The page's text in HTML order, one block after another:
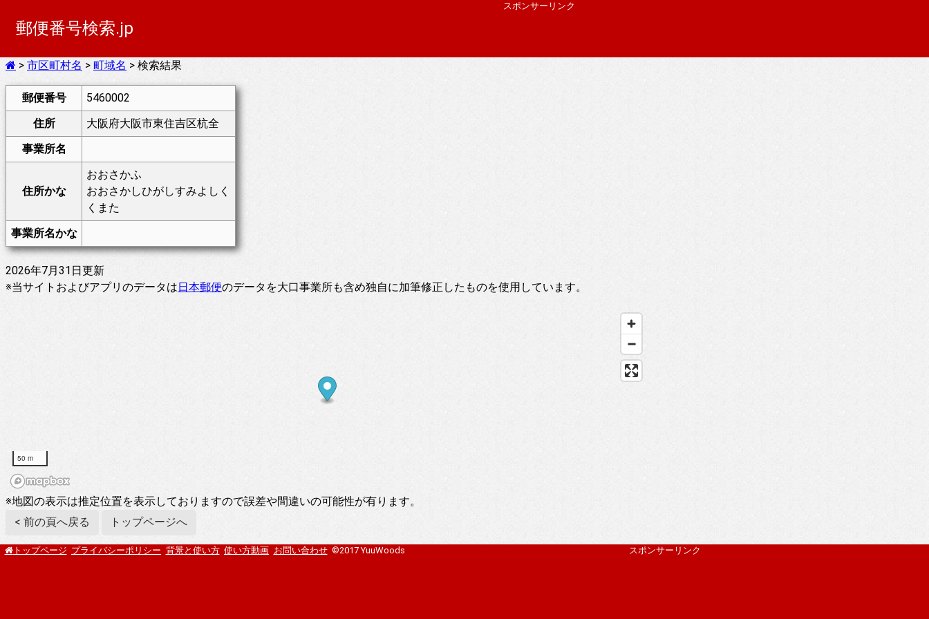
郵便番号検索.jp
スポンサーリンク
> 市区町村名 > 町域名 > 検索結果
郵便番号
5460002
住所
大阪府大阪市東住吉区杭全
事業所名
住所かな
おおさかふ
おおさかしひがしすみよしく
くまた
事業所名かな
2026年7月31日更新
※当サイトおよびアプリのデータは日本郵便のデータを大口事業所も含め独自に加筆修正したものを使用しています。
50 m
※地図の表示は推定位置を表示しておりますので誤差や間違いの可能性が有ります。
< 前の頁へ戻る
トップページへ
トップページ プライバシーポリシー 背景と使い方 使い方動画 お問い合わせ ©2017 YuuWoods スポンサーリンク